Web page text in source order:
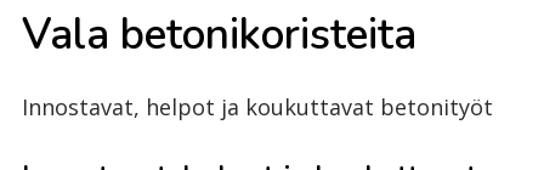
Vala be­to­ni­ko­ris­tei­ta
Innostavat, helpot ja koukuttavat betonityöt